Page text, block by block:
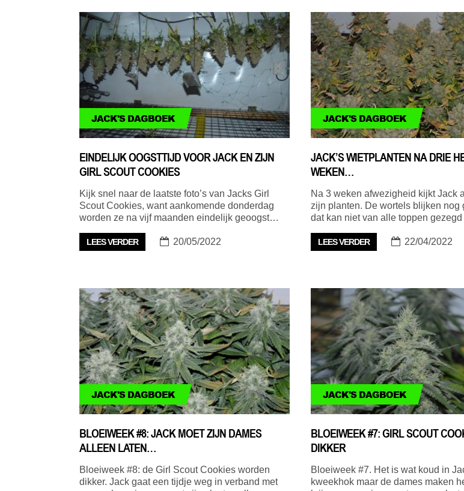
JACK'S DAGBOEK
EINDELIJK OOGSTTIJD VOOR JACK EN ZIJN
GIRL SCOUT COOKIES
Kijk snel naar de laatste foto’s van Jacks Girl
Scout Cookies, want aankomende donderdag
worden ze na vijf maanden eindelijk geoogst…
LEES VERDER 20/05/2022
JACK'S DAGBOEK
JACK’S WIETPLANTEN NA DRIE
WEKEN…
Na 3 weken afwezigheid kijkt Jack
zijn planten. De wortels blijken nog
dat kan niet van alle toppen
LEES VERDER 22/04/2022
JACK'S DAGBOEK
BLOEIWEEK #8: JACK MOET ZIJN DAMES
ALLEEN LATEN…
Bloeiweek #8: de Girl Scout Cookies worden
dikker. Jack gaat een tijdje weg in verband met
JACK'S DAGBOEK
BLOEIWEEK #7: GIRL SCOUT
DIKKER
Bloeiweek #7. Het is wat koud in
kweekhok maar de dames maken